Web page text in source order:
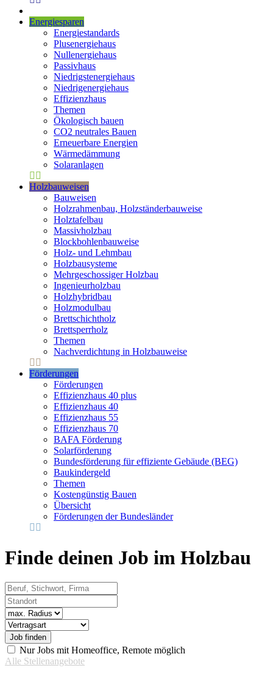
Energiesparen
Energiestandards
Plusenergiehaus
Nullenergiehaus
Passivhaus
Niedrigstenergiehaus
Niedrigenergiehaus
Effizienzhaus
Themen
Ökologisch bauen
CO2 neutrales Bauen
Erneuerbare Energien
Wärmedämmung
Solaranlagen
Holzbauweisen
Bauweisen
Holzrahmenbau, Holzständerbauweise
Holztafelbau
Massivholzbau
Blockbohlenbauweise
Holz- und Lehmbau
Holzbausysteme
Mehrgeschossiger Holzbau
Ingenieurholzbau
Holzhybridbau
Holzmodulbau
Brettschichtholz
Brettsperrholz
Themen
Nachverdichtung in Holzbauweise
Förderungen
Förderungen
Effizienzhaus 40 plus
Effizienzhaus 40
Effizienzhaus 55
Effizienzhaus 70
BAFA Förderung
Solarförderung
Bundesförderung für effiziente Gebäude (BEG)
Baukindergeld
Themen
Kostengünstig Bauen
Übersicht
Förderungen der Bundesländer
Finde deinen Job im Holzbau
Beruf, Stichwort, Firma
Standort
Radius
Vertragsart
Nur Jobs mit Homeoffice, Remote möglich
Alle Stellenangebote